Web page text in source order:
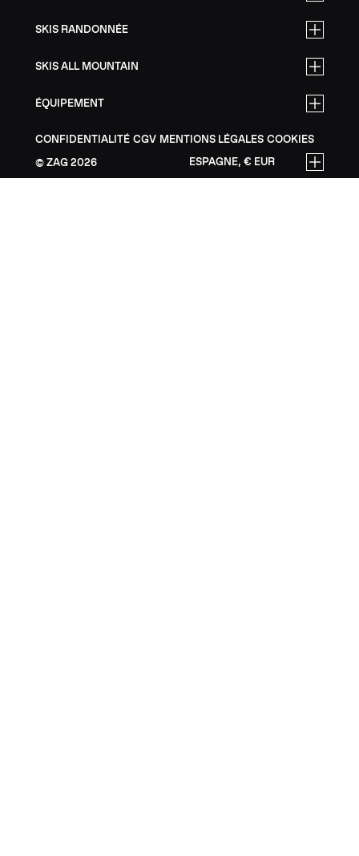
SKIS RANDONNÉE
SKIS ALL MOUNTAIN
ÉQUIPEMENT
CONFIDENTIALITÉ CGV MENTIONS LÉGALES COOKIES
ZAG 2026 ESPAGNE, € EUR